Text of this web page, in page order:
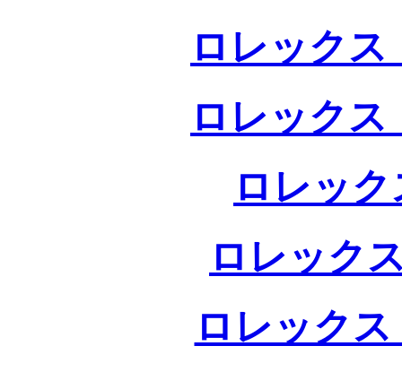
ロレックス
ロレックス
ロレッ
ロレック
ロレック